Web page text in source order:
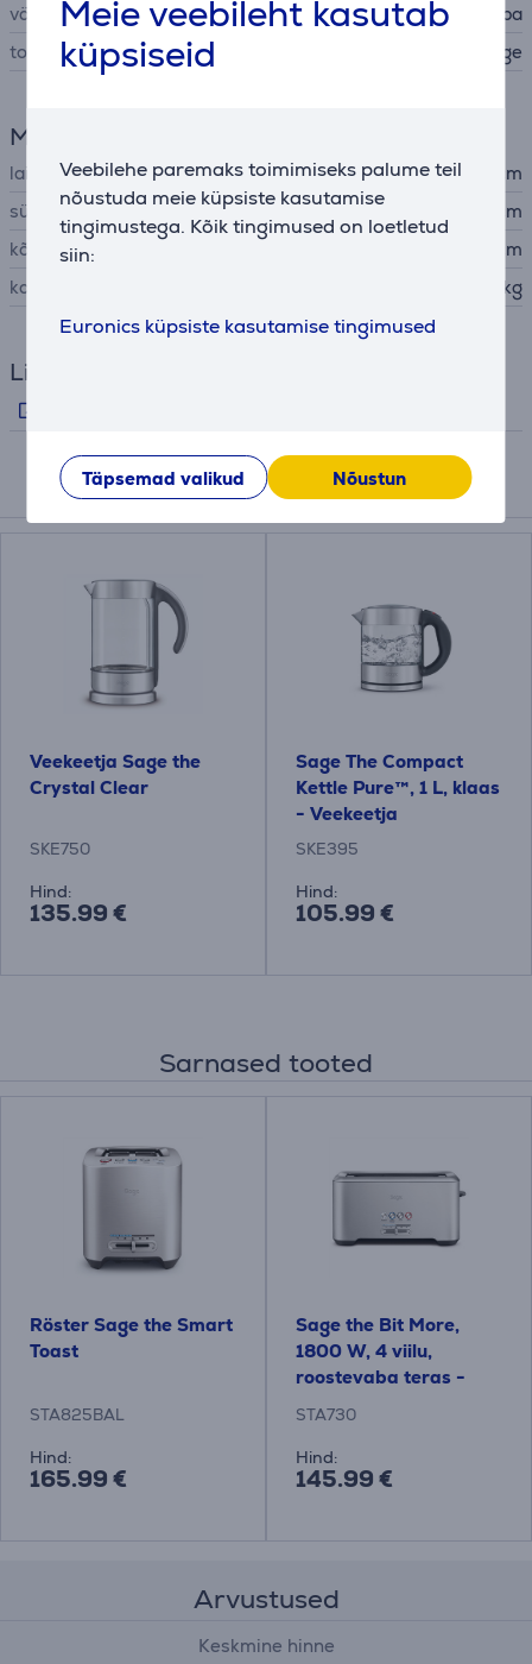
Meie veebileht kasutab
küpsiseid
Veebilehe paremaks toimimiseks palume teil
nõustuda meie küpsiste kasutamise
tingimustega. Kõik tingimused on loetletud
siin:
Euronics küpsiste kasutamise tingimused
Täpsemad valikud Nõustun
värv
roostevaba
tootja
Sage
Mõõtmed
laius
27 cm
sügavus
18 cm
kõrgus
22 cm
kaal
2,1 kg
Lingid
Kokkusobivad tooted
Veekeetja Sage the
Crystal Clear
SKE750
Hind:
135.99 €
Sage The Compact
Kettle Pure™, 1 L, klaas
- Veekeetja
SKE395
Hind:
105.99 €
Sarnased tooted
Röster Sage the Smart
Toast
STA825BAL
Hind:
165.99 €
Sage the Bit More,
1800 W, 4 viilu,
roostevaba teras -
Röster
STA730
Hind:
145.99 €
Arvustused
Keskmine hinne